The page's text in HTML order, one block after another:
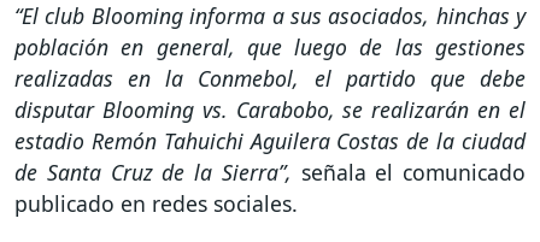
“El club Blooming informa a sus asociados, hinchas y
población en general, que luego de las gestiones
realizadas en la Conmebol, el partido que debe
disputar Blooming vs. Carabobo, se realizarán en el
estadio Remón Tahuichi Aguilera Costas de la ciudad
de Santa Cruz de la Sierra”, señala el comunicado
publicado en redes sociales.